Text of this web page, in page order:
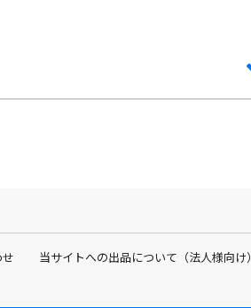
当サイトへの出品について（法人様向け）